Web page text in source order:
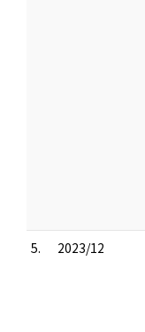
5. 2023/12